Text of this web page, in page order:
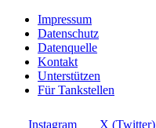
Impressum
Datenschutz
Datenquelle
Kontakt
Unterstützen
Für Tankstellen
Instagram X (Twitter)